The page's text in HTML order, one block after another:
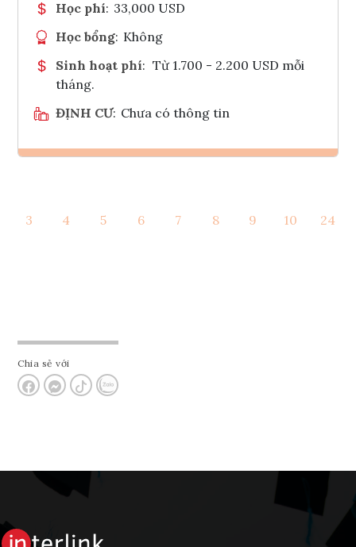
Học phí: 33,000 USD
Học bổng: Không
Sinh hoạt phí: Từ 1.700 - 2.200 USD mỗi
tháng.
ĐỊNH CƯ: Chưa có thông tin
Tham vấn Interlink
3 4 5 6 7 8 9 10 24
Chia sẻ với